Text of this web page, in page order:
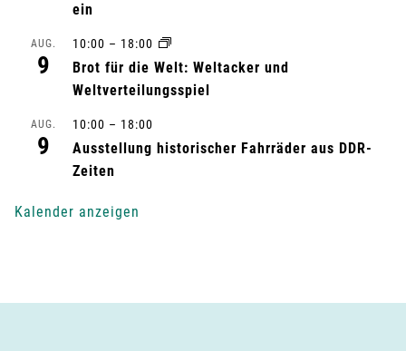
-
ein
AUG.
9
10:00 – 18:00
Brot für die Welt: Weltacker und
Weltverteilungsspiel
AUG.
9
10:00 – 18:00
Ausstellung historischer Fahrräder aus DDR-
Zeiten
Kalender anzeigen